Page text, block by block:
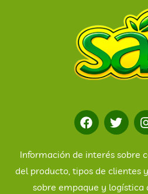
Información de interés sobre
del producto, tipos de clientes
sobre empaque y logística